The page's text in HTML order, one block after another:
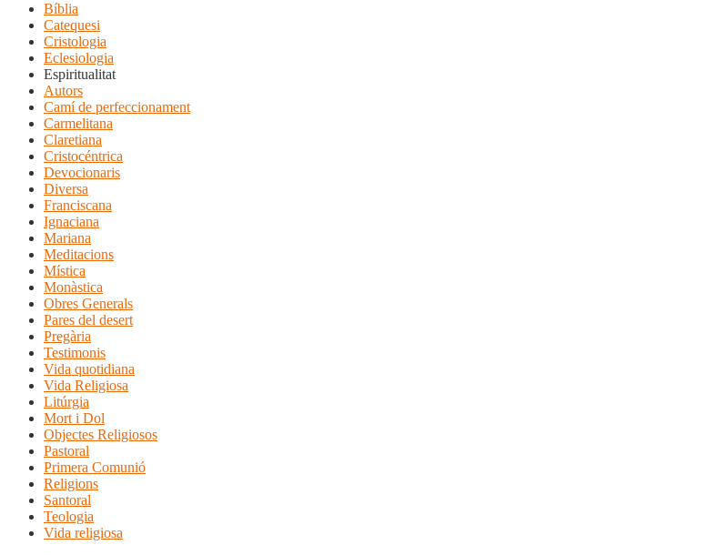
Bíblia
Catequesi
Cristologia
Eclesiologia
Espiritualitat
Autors
Camí de perfeccionament
Carmelitana
Claretiana
Cristocéntrica
Devocionaris
Diversa
Franciscana
Ignaciana
Mariana
Meditacions
Mística
Monàstica
Obres Generals
Pares del desert
Pregària
Testimonis
Vida quotidiana
Vida Religiosa
Litúrgia
Mort i Dol
Objectes Religiosos
Pastoral
Primera Comunió
Religions
Santoral
Teologia
Vida religiosa